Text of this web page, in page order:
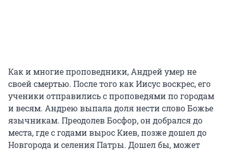
Как и многие проповедники, Андрей умер не
своей смертью. После того как Иисус воскрес, его
ученики отправились с проповедями по городам
и весям. Андрею выпала доля нести слово Божье
язычникам. Преодолев Босфор, он добрался до
места, где с годами вырос Киев, позже дошел до
Новгорода и селения Патры. Дошел бы, может